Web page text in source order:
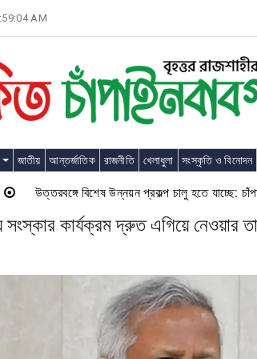
AM
জাতীয় আন্তর্জাতিক রাজনীতি খেলাধুলা সংস্কৃতি ও বিনোদন
উত্তরবঙ্গে বিশেষ উন্নয়ন প্রকল্প চালু হতে যাচ্ছে:
সংস্কার কার্যক্রম দ্রুত এগিয়ে নেওয়ার